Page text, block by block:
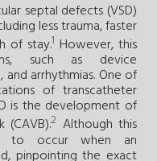
septal defects (VSD)
less trauma, faster
of stay.1 However, this
such as device
arrhythmias. One of
of transcatheter
is the development of
2 Although this
to occur when an
pinpointing the exact